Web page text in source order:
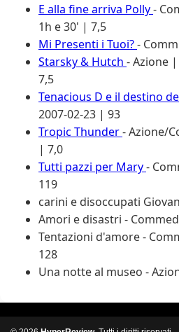
E alla fine arriva Polly-
1h e 30' | 7,5
Mi Presenti i Tuoi?-
Starsky & Hutch - Azione
7,5
Tenacious D e il destino
2007-02-23 | 93
Tropic Thunder- Azione/
| 7,0
Tutti pazzi per Mary-
119
carini e disoccupati
Amori e disastri -
Tentazioni d'amore-
128
Una notte al museo -